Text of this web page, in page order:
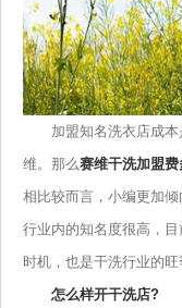
加盟知名洗衣店成本
维。那么赛维干洗加盟
相比较而言，小编更加
行业内的知名度很高，
时机，也是干洗行业的旺
怎么样开干洗店?